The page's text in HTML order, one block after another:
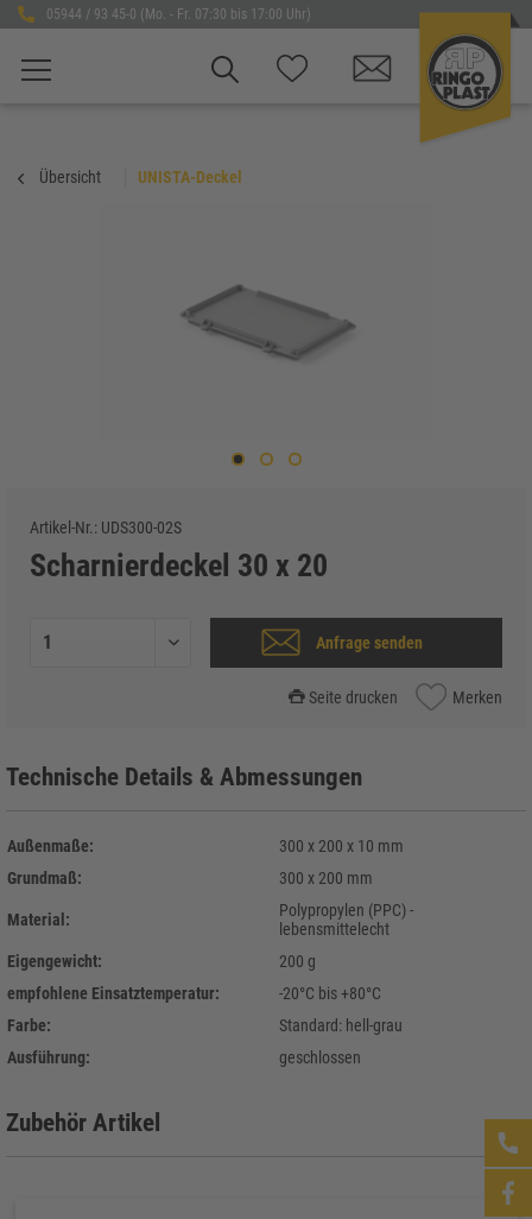
05944 / 93 45-0 (Mo. - Fr. 07:30 bis 17:00 Uhr)
Übersicht UNISTA-Deckel
Artikel-Nr.: UDS300-02S
Scharnierdeckel 30 x 20
Anfrage senden
Seite drucken Merken
Technische Details & Abmessungen
Außenmaße:
300 x 200 x 10 mm
Grundmaß:
300 x 200 mm
Material:
Polypropylen (PPC) -
lebensmittelecht
Eigengewicht:
200 g
empfohlene Einsatztemperatur:
-20°C bis +80°C
Farbe:
Standard: hell-grau
Ausführung:
geschlossen
Zubehör Artikel